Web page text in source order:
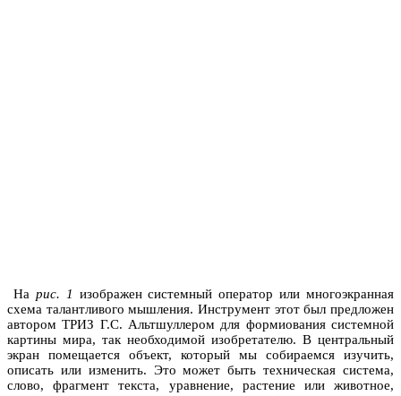
На рис. 1 изображен системный оператор или многоэкранная
схема талантливого мышления. Инструмент этот был предложен
автором ТРИЗ Г.С. Альтшуллером для формиования системной
картины мира, так необходимой изобретателю. В центральный
экран помещается объект, который мы собираемся изучить,
описать или изменить. Это может быть техническая система,
слово, фрагмент текста, уравнение, растение или животное,